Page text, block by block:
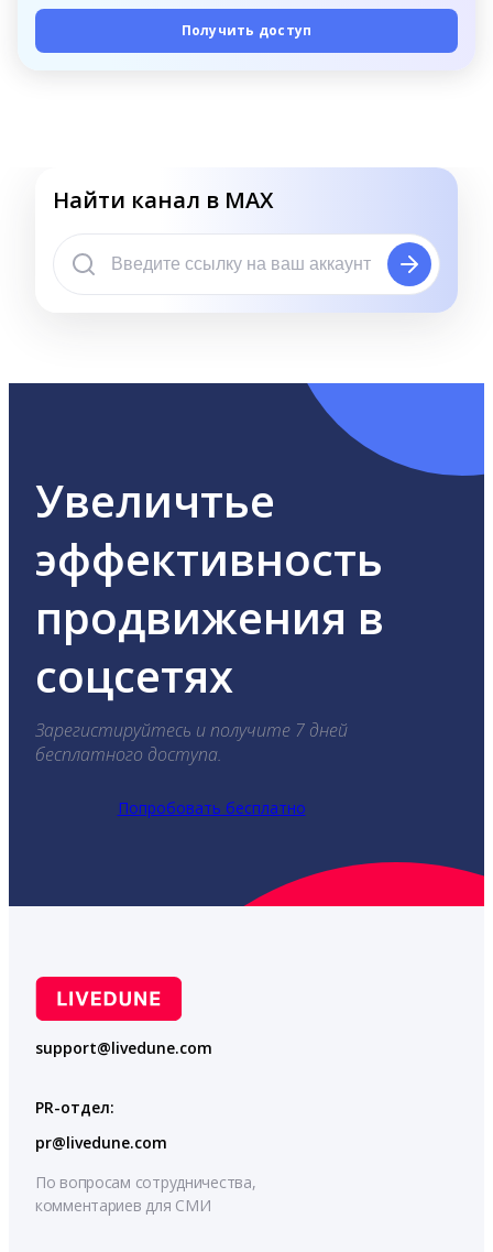
Получить доступ
Найти канал в MAX
Увеличтье
эффективность
продвижения в
соцсетях
Зарегистируйтесь и получите 7 дней
бесплатного доступа.
Попробовать бесплатно
support@livedune.com
PR-отдел:
pr@livedune.com
По вопросам сотрудничества,
комментариев для СМИ